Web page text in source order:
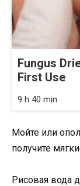
Fungus
First Use
9 h 40 min
Мойте или
получите
Рисовая вода